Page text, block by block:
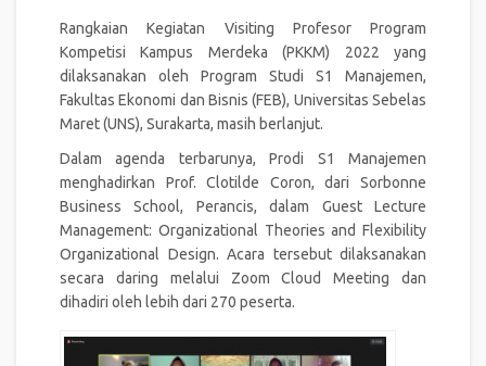
Rangkaian Kegiatan Visiting Profesor Program
Kompetisi Kampus Merdeka (PKKM) 2022 yang
dilaksanakan oleh Program Studi S1 Manajemen,
Fakultas Ekonomi dan Bisnis (FEB), Universitas Sebelas
Maret (UNS), Surakarta, masih berlanjut.
Dalam agenda terbarunya, Prodi S1 Manajemen
menghadirkan Prof. Clotilde Coron, dari Sorbonne
Business School, Perancis, dalam Guest Lecture
Management: Organizational Theories and Flexibility
Organizational Design. Acara tersebut dilaksanakan
secara daring melalui Zoom Cloud Meeting dan
dihadiri oleh lebih dari 270 peserta.